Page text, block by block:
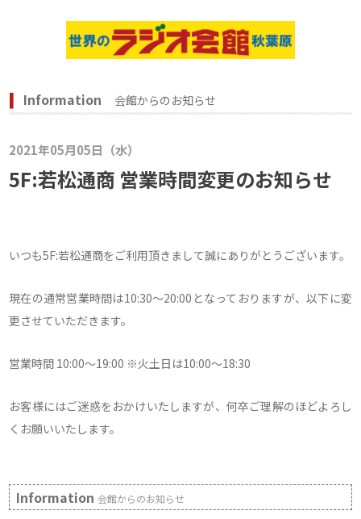
Information 会館からのお知らせ
2021年05月05日（水）
5F:若松通商 営業時間変更のお知らせ
いつも5F:若松通商をご利用頂きまして誠にありがとうございます。
現在の通常営業時間は10:30～20:00となっておりますが、以下に変
更させていただきます。
営業時間 10:00～19:00 ※火土日は10:00～18:30
お客様にはご迷惑をおかけいたしますが、何卒ご理解のほどよろし
くお願いいたします。
Information会館からのお知らせ